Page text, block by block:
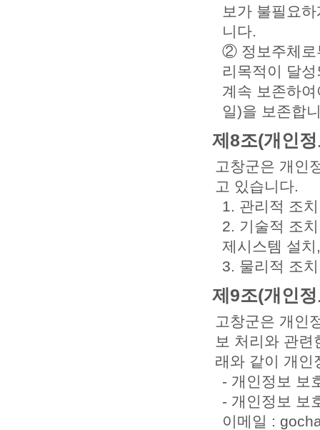
보가 불필요
니다.
② 정보주체로
리목적이 달
계속 보존하
일)을 보존합
제8조(개인
고창군은 개인
고 있습니다.
1. 관리적 조
2. 기술적 조
제시스템 설
3. 물리적 조
제9조(개인
고창군은 개인
보 처리와 관
래와 같이 개인
- 개인정보 보
- 개인정보 보
이메일 :